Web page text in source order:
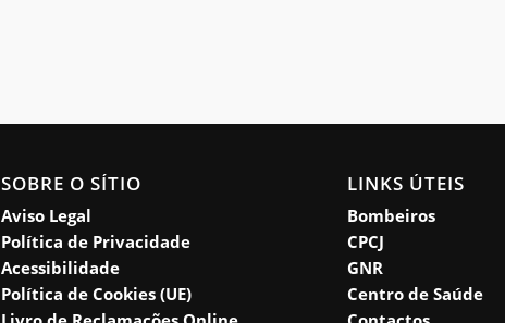
SOBRE O SÍTIO
Aviso Legal
Política de Privacidade
Acessibilidade
Política de Cookies (UE)
LINKS ÚTEIS
Bombeiros
CPCJ
GNR
Centro de Saúde